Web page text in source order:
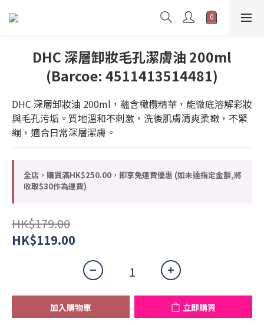
DHC 深層卸妝毛孔潔膚油 200ml
(Barcoe: 4511413514481)
DHC 深層卸妝油 200ml，蘊含橄欖精華，能徹底溶解彩妝
與毛孔污垢。質地溫和不刺激，洗後肌膚清爽柔嫩，不緊
繃，適合日常深層潔膚。
全店，購買滿HK$250.00，即享免運費優惠 (如未達指定金額,將
收取$30作為運費)
HK$179.00
HK$119.00
加入購物車 立即購買